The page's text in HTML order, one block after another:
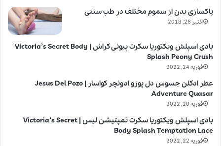
پاکسازی بدن از سموم مختلف در طب سنتی
اکتبر 26, 2018
بادی اسپلش ویکتوریا سکرت پیونی کراش | Victoria’s Secret Body
Splash Peony Crush
فوریه 24, 2022
عطر ادکلن جسوس دل پوزو ادونچر کواسار | Jesus Del Pozo
Adventure Quasar
فوریه 28, 2022
بادی اسپلش ویکتوریا سکرت تمپتیشن لیس | Victoria’s Secret
Body Splash Temptation Lace
فوریه 22, 2022